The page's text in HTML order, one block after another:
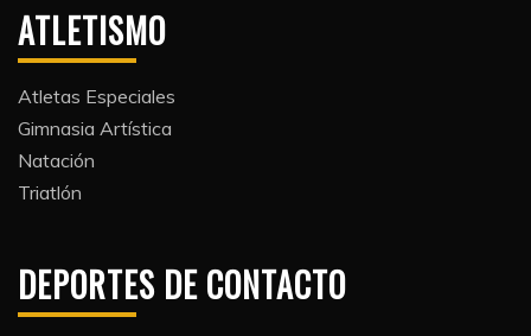
ATLETISMO
Atletas Especiales
Gimnasia Artística
Natación​
Triatlón​
DEPORTES DE CONTACTO